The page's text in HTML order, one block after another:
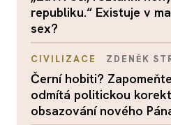
republiku.“ Existuje v
sex?
CIVILIZACE ZDENĚK
Černí hobiti?
odmítá politickou
obsazování nového